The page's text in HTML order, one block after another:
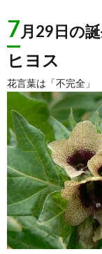
7月29日の
ヒヨス
花言葉は「不完全」